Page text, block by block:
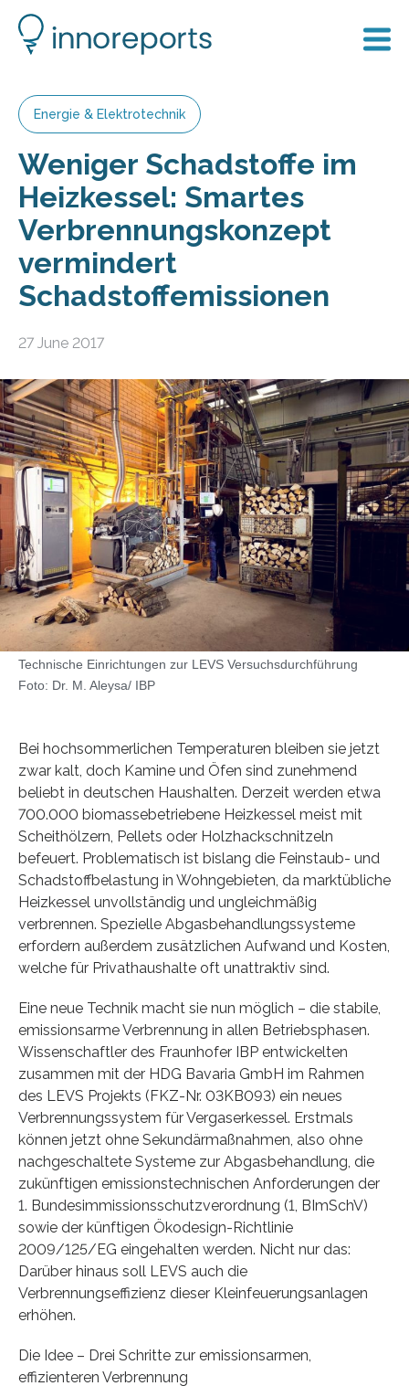
Energie & Elektrotechnik
Weniger Schadstoffe im
Heizkessel: Smartes
Verbrennungskonzept
vermindert
Schadstoffemissionen
27 June 2017
Technische Einrichtungen zur LEVS Versuchsdurchführung
Foto: Dr. M. Aleysa/ IBP
Bei hochsommerlichen Temperaturen bleiben sie jetzt
zwar kalt, doch Kamine und Öfen sind zunehmend
beliebt in deutschen Haushalten. Derzeit werden etwa
700.000 biomassebetriebene Heizkessel meist mit
Scheithölzern, Pellets oder Holzhackschnitzeln
befeuert. Problematisch ist bislang die Feinstaub- und
Schadstoffbelastung in Wohngebieten, da marktübliche
Heizkessel unvollständig und ungleichmäßig
verbrennen. Spezielle Abgasbehandlungssysteme
erfordern außerdem zusätzlichen Aufwand und Kosten,
welche für Privathaushalte oft unattraktiv sind.
Eine neue Technik macht sie nun möglich – die stabile,
emissionsarme Verbrennung in allen Betriebsphasen.
Wissenschaftler des Fraunhofer IBP entwickelten
zusammen mit der HDG Bavaria GmbH im Rahmen
des LEVS Projekts (FKZ-Nr. 03KB093) ein neues
Verbrennungssystem für Vergaserkessel. Erstmals
können jetzt ohne Sekundärmaßnahmen, also ohne
nachgeschaltete Systeme zur Abgasbehandlung, die
zukünftigen emissionstechnischen Anforderungen der
1. Bundesimmissionsschutzverordnung (1, BImSchV)
sowie der künftigen Ökodesign-Richtlinie
2009/125/EG eingehalten werden. Nicht nur das:
Darüber hinaus soll LEVS auch die
Verbrennungseffizienz dieser Kleinfeuerungsanlagen
erhöhen.
Die Idee – Drei Schritte zur emissionsarmen,
effizienteren Verbrennung